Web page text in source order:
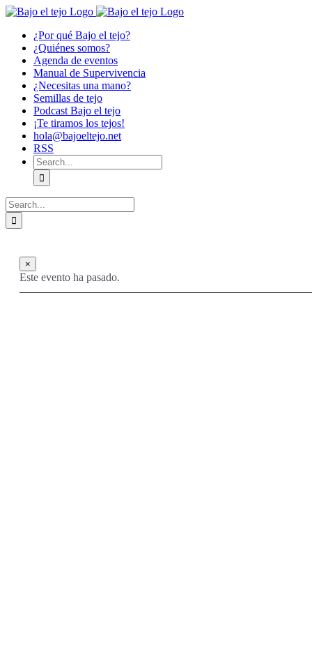
Skip
content¿Por qué Bajo el tejo?
¿Quiénes somos?
Agenda de eventos
Manual de Supervivencia
¿Necesitas una mano?
Semillas de tejo
Podcast Bajo el tejo
¡Te tiramos los tejos!
hola@bajoeltejo.net
RSS
Search
for:
Search
for:
×
Este evento ha pasado.